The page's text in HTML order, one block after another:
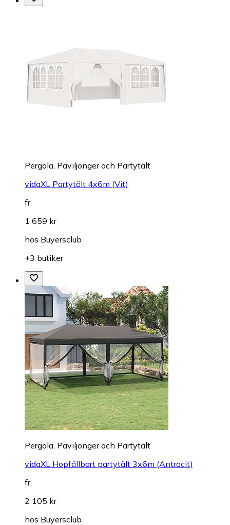
Pergola, Paviljonger och Partytält
vidaXL Partytält 4x6m (Vit)
fr.
1 659 kr
hos Buyersclub
+3 butiker
Pergola, Paviljonger och Partytält
vidaXL Hopfällbart partytält 3x6m (Antracit)
fr.
2 105 kr
hos Buyersclub